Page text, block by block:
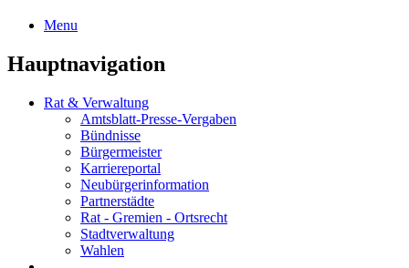
Menu
Hauptnavigation
Rat & Verwaltung
Amtsblatt-Presse-Vergaben
Bündnisse
Bürgermeister
Karriereportal
Neubürgerinformation
Partnerstädte
Rat - Gremien - Ortsrecht
Stadtverwaltung
Wahlen